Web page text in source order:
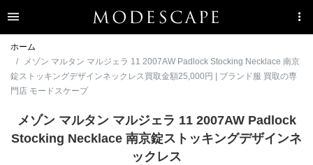
ホーム
メゾン マルタン マルジェラ 11 2007AW Padlock Stocking Necklace 南京
錠ストッキングデザインネックレス買取金額25,000円 | ブランド服 買取の専
門店 モードスケープ
メゾン マルタン マルジェラ 11 2007AW Padlock
Stocking Necklace 南京錠ストッキングデザインネ
ックレス